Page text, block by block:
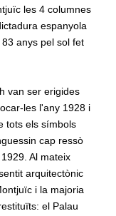
les 4 columnes
espanyola
anys pel sol fet
van ser erigides
les l'any 1928 i
tots els símbols
cap ressò
Al mateix
arquitectònic
i la majoria
el Palau